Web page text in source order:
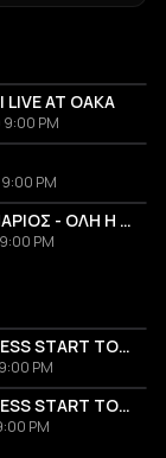
LIVE AT OAKA
9:00 PM
9:00 PM
ΓΙΑΝΝΗΣ ΠΑΡΙΟΣ - ΟΛΗ Η ΖΩΗ ΜΟΥ
9:00 PM
AKYLAS PRESS START TOUR
PM
AKYLAS PRESS START TOUR
PM